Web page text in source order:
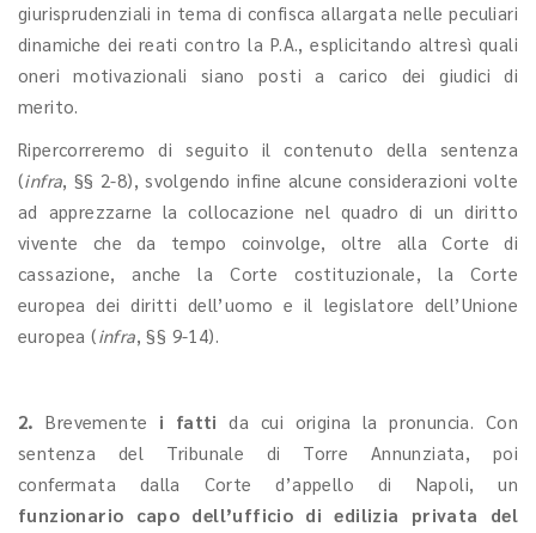
giurisprudenziali in tema di confisca allargata nelle peculiari
dinamiche dei reati contro la P.A., esplicitando altresì quali
oneri motivazionali siano posti a carico dei giudici di
merito.
Ripercorreremo di seguito il contenuto della sentenza
(infra, §§ 2-8), svolgendo infine alcune considerazioni volte
ad apprezzarne la collocazione nel quadro di un diritto
vivente che da tempo coinvolge, oltre alla Corte di
cassazione, anche la Corte costituzionale, la Corte
europea dei diritti dell’uomo e il legislatore dell’Unione
europea (infra, §§ 9-14).
2. Brevemente i fatti da cui origina la pronuncia. Con
sentenza del Tribunale di Torre Annunziata, poi
confermata dalla Corte d’appello di Napoli, un
funzionario capo dell’ufficio di edilizia privata del